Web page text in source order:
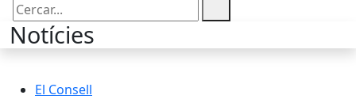
Cercar:
Notícies
El Consell